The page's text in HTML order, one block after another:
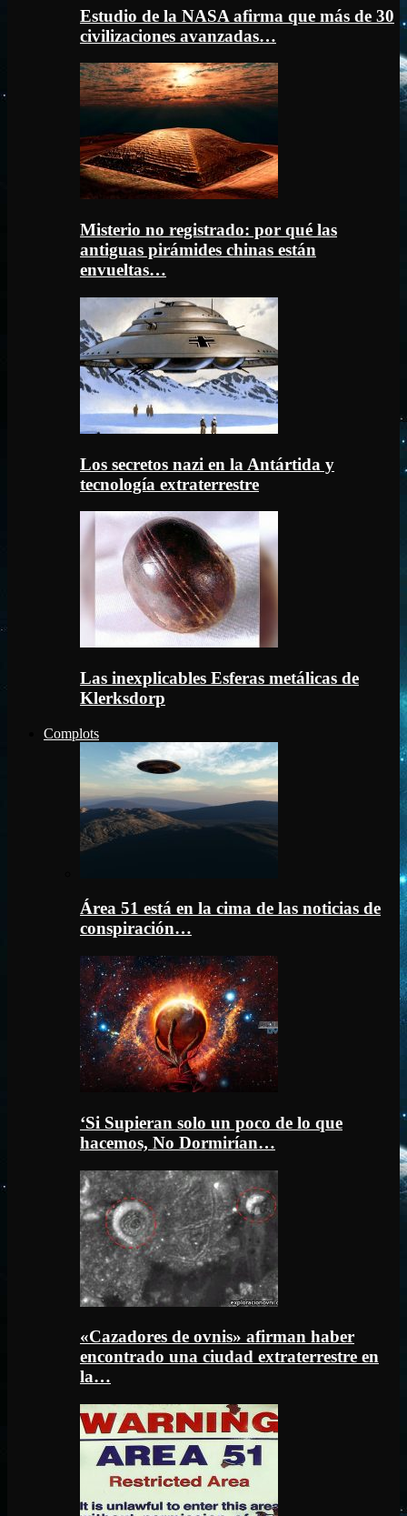
Estudio de la NASA afirma que más de 30
civilizaciones avanzadas…
Misterio no registrado: por qué las
antiguas pirámides chinas están
envueltas…
Los secretos nazi en la Antártida y
tecnología extraterrestre
Las inexplicables Esferas metálicas de
Klerksdorp
Complots
Área 51 está en la cima de las noticias de
conspiración…
‘Si Supieran solo un poco de lo que
hacemos, No Dormirían…
«Cazadores de ovnis» afirman haber
encontrado una ciudad extraterrestre en
la…